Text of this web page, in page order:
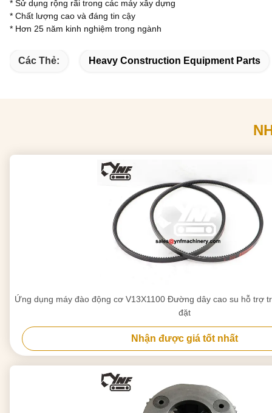
* Sử dụng rộng rãi trong các máy xây dựng
* Chất lượng cao và đáng tin cậy
* Hơn 25 năm kinh nghiệm trong ngành
Các Thẻ: Heavy Construction Equipment Parts
Ứng dụng máy đào động cơ V13X1100 Đường dây cao su hỗ trợ
đặt
Nhận được giá tốt nhất